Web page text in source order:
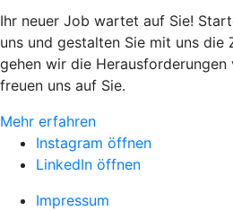
Ihr neuer Job wartet auf Sie!
uns und gestalten Sie mit uns die
gehen wir die Herausforderungen
freuen uns auf Sie.
Mehr erfahren
Instagram öffnen
LinkedIn öffnen
Impressum